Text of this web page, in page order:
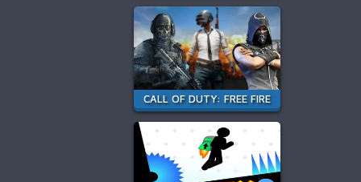
CALL OF DUTY: FREE FIRE